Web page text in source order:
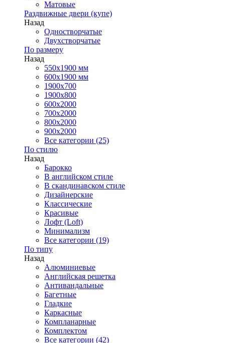
Матовые
Раздвижные двери (купе)
Назад
Одностворчатые
Двухстворчатые
По размеру
Назад
550x1900 мм
600x1900 мм
1900х700
1900х800
600x2000
700x2000
800x2000
900x2000
Все категории (25)
По стилю
Назад
Барокко
В английском стиле
В скандинавском стиле
Дизайнерские
Классические
Красивые
Лофт (Loft)
Минимализм
Все категории (19)
По типу
Назад
Алюминиевые
Английская решетка
Антивандальные
Багетные
Гладкие
Каркасные
Компланарные
Комплектом
Все категории (42)